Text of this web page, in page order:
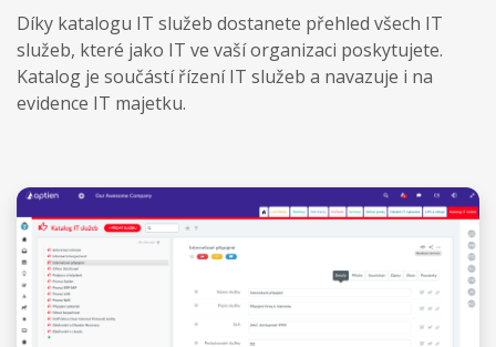
Díky katalogu IT služeb dostanete přehled všech IT
služeb, které jako IT ve vaší organizaci poskytujete.
Katalog je součástí řízení IT služeb a navazuje i na
evidence IT majetku.